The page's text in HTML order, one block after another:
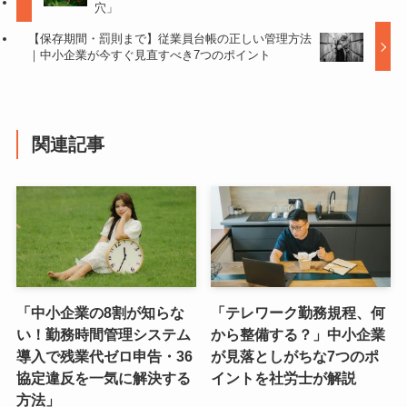
穴」
【保存期間・罰則まで】従業員台帳の正しい管理方法
｜中小企業が今すぐ見直すべき7つのポイント
関連記事
「中小企業の8割が知らな
い！勤務時間管理システム
導入で残業代ゼロ申告・36
協定違反を一気に解決する
方法」
「テレワーク勤務規程、何
から整備する？」中小企業
が見落としがちな7つのポ
イントを社労士が解説